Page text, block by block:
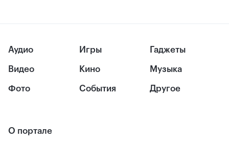
Аудио
Видео
Фото
Игры
Кино
События
Гаджеты
Музыка
Другое
О портале